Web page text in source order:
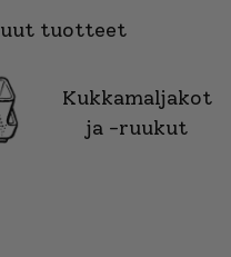
tuotteet
Kukkamaljakot
ja -ruukut